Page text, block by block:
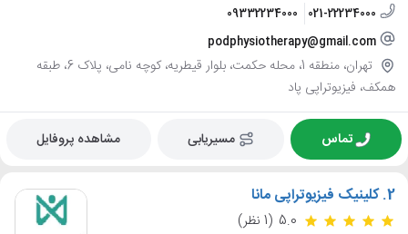
021-22234000
09332234000
podphysiotherapy@gmail.com
تهران، منطقه 1، محله حکمت، بلوار قیطریه، کوچه نامی، پلاک 6، طبقه
همکف، فیزیوتراپی پاد
تماس مسیریابی مشاهده پروفایل
2. کلینیک فیزیوتراپی مانا
5.0 (1 نظر)